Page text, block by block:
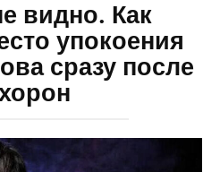
видно. Как
упокоения
сразу после